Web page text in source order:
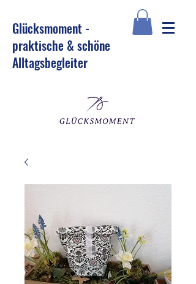
Glücksmoment -
praktische & schöne
Alltagsbegleiter